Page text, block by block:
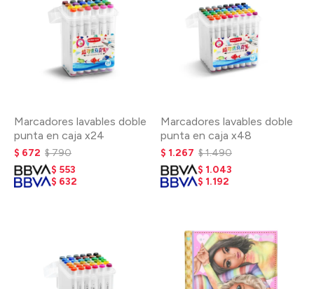
Marcadores lavables doble
punta en caja x24
$ 672 $790
$ 553
$ 632
Marcadores lavables doble
punta en caja x48
$ 1.267 $1.490
$ 1.043
$ 1.192